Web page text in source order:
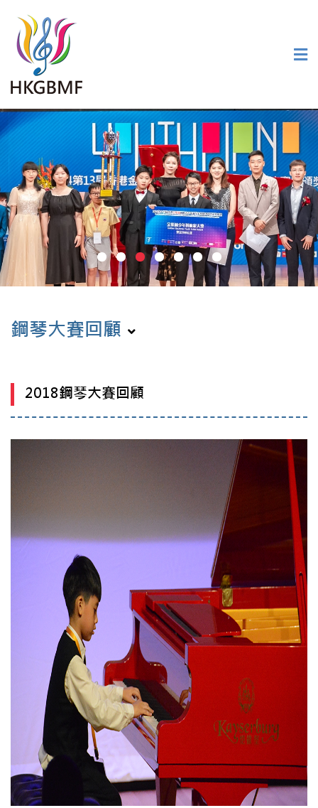
鋼琴大賽回顧
2018鋼琴大賽回顧